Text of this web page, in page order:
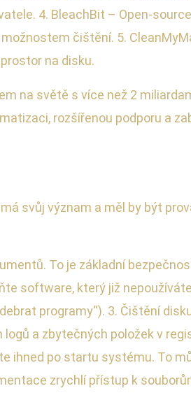
4. BleachBit – Open-
čištění. 5.
na disku.
na světě s více než 2
rozšířenou podporu a
svůj význam a měl by být
To je základní
software, který již
programy“). 3. Čištění
a zbytečných položek v
ihned po startu systému. To
zrychlí přístup k